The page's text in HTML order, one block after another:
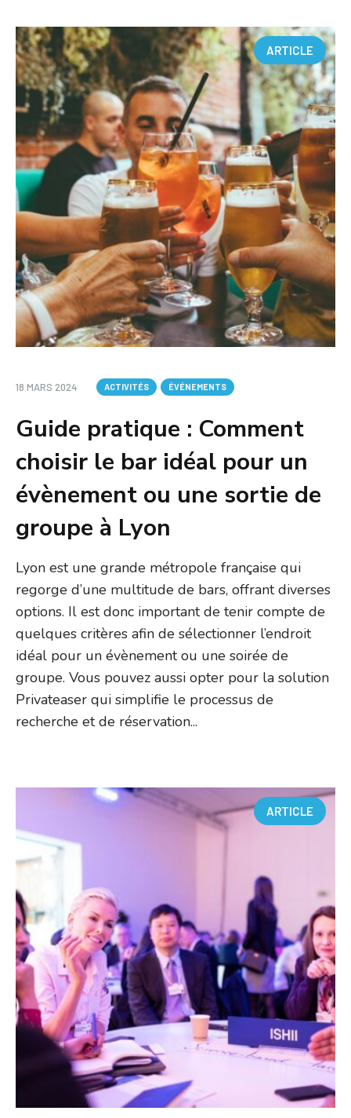
ARTICLE
18 MARS 2024 ACTIVITÉS ÉVÉNEMENTS
Guide pratique : Comment
choisir le bar idéal pour un
évènement ou une sortie de
groupe à Lyon
Lyon est une grande métropole française qui
regorge d’une multitude de bars, offrant diverses
options. Il est donc important de tenir compte de
quelques critères afin de sélectionner l’endroit
idéal pour un évènement ou une soirée de
groupe. Vous pouvez aussi opter pour la solution
Privateaser qui simplifie le processus de
recherche et de réservation...
ARTICLE